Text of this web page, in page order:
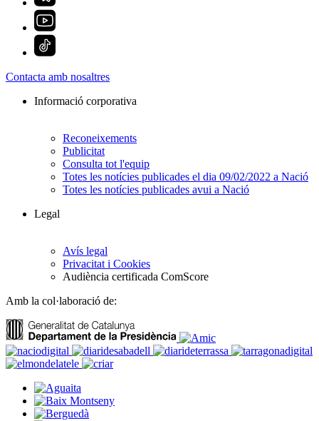
Contacta amb nosaltres
Informació corporativa
Reconeixements
Publicitat
Consulta tot l'equip
Totes les notícies publicades el dia 09/02/2022 a Nació
Totes les notícies publicades avui a Nació
Legal
Avís legal
Privacitat i Cookies
Audiència certificada ComScore
Amb la col·laboració de: